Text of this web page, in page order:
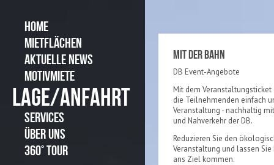
HOME
MIETFLÄCHEN
AKTUELLE NEWS
MOTIVMIETE
LAGE/ANFAHRT
SERVICES
ÜBER UNS
360° TOUR
MIT DER BAHN
DB Event-Angebote
Mit dem
die Teilnehmenden einfach
Veranstaltung - nachhaltig
und Nahverkehr der DB.
Reduzieren Sie den
Veranstaltung und lassen
ans Ziel kommen.